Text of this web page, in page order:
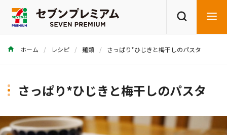
商品を探す レシピを探す
ホーム レシピ 麺類 さっぱり*ひじきと梅干しのパスタ
さっぱり*ひじきと梅干しのパスタ